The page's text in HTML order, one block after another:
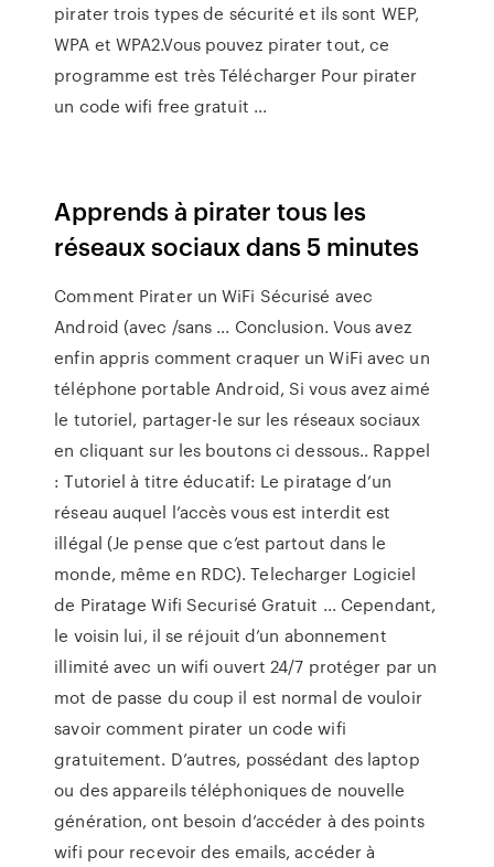
pirater trois types de sécurité et ils sont WEP,
WPA et WPA2.Vous pouvez pirater tout, ce
programme est très Télécharger Pour pirater
un code wifi free gratuit ...
Apprends à pirater tous les
réseaux sociaux dans 5 minutes
Comment Pirater un WiFi Sécurisé avec
Android (avec /sans ... Conclusion. Vous avez
enfin appris comment craquer un WiFi avec un
téléphone portable Android, Si vous avez aimé
le tutoriel, partager-le sur les réseaux sociaux
en cliquant sur les boutons ci dessous.. Rappel
: Tutoriel à titre éducatif: Le piratage d’un
réseau auquel l’accès vous est interdit est
illégal (Je pense que c’est partout dans le
monde, même en RDC). Telecharger Logiciel
de Piratage Wifi Securisé Gratuit ... Cependant,
le voisin lui, il se réjouit d’un abonnement
illimité avec un wifi ouvert 24/7 protéger par un
mot de passe du coup il est normal de vouloir
savoir comment pirater un code wifi
gratuitement. D’autres, possédant des laptop
ou des appareils téléphoniques de nouvelle
génération, ont besoin d’accéder à des points
wifi pour recevoir des emails, accéder à